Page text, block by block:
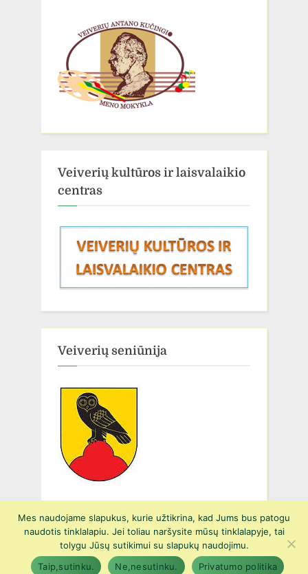
Veiverių kultūros ir laisvalaikio
centras
Veiverių seniūnija
Copyright © 2026 Prienų r. Suvalkijos gimnazijos Veiverių Tomo
Žilinsko skyrius.
Powered byPressBook Green WordPress theme
Mes naudojame slapukus, kurie užtikrina, kad Jums bus patogu
naudotis tinklalapiu. Jei toliau naršysite mūsų tinklalapyje, tai
tolygu Jūsų sutikimui su slapukų naudojimu.
Taip,sutinku.
Ne,nesutinku. Privatumo politika